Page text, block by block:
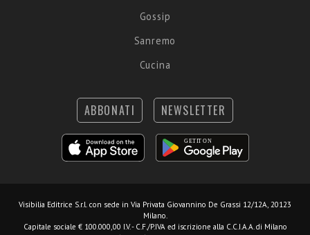
Gossip
Sanremo
Cucina
ABBONATI NEWSLETTER
Visibilia Editrice S.r.l. con sede in Via Privata Giovannino De Grassi 12/12A, 20123
Milano.
Capitale sociale € 100.000,00 I.V. - C.F./P.IVA ed iscrizione alla C.C.I.A.A. di Milano